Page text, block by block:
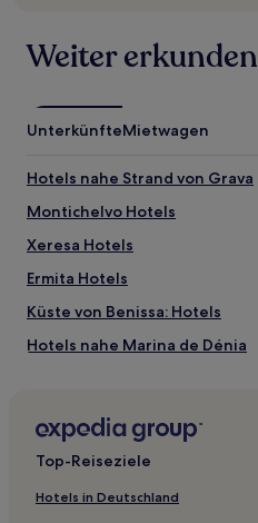
ändern.
Es
zusätzliche
Bedingungen
Weiter erkunden
UnterkünfteMietwagen
Hotels nahe Strand von Grava
Montichelvo Hotels
Xeresa Hotels
Ermita Hotels
Küste von Benissa: Hotels
Hotels nahe Marina de Dénia
Les Fonts Hotels
Top-Reiseziele
Hotels in Deutschland